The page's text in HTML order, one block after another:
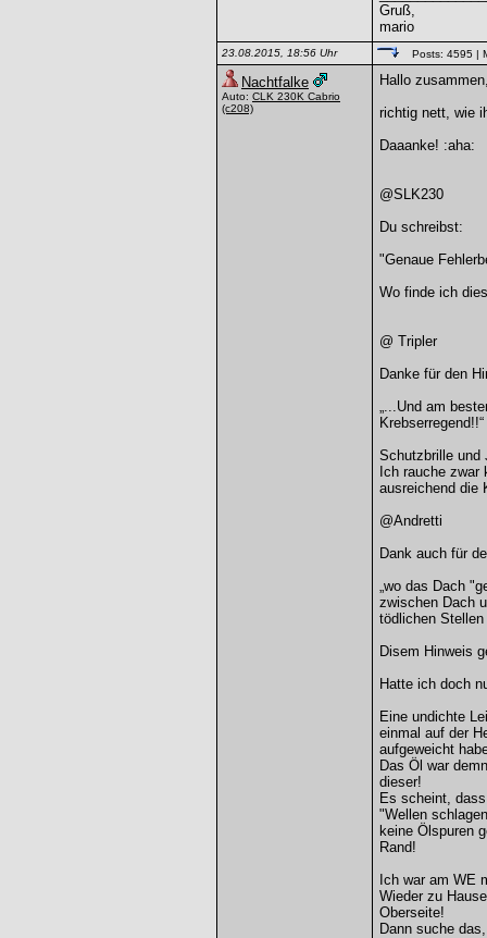
Gruß,
mario
23.08.2015, 18:56 Uhr Posts: 4595 |
Nachtfalke
Auto: CLK 230K Cabrio
(c208)
Hallo
richtig nett, wie
Daaanke! :aha:
@SLK230
Du schreibst:
"Genaue
Wo finde ich
@ Tripler
Danke für den
„...Und am
Krebserregend!!“
Schutzbrille und
Ich rauche
ausreichend die
@Andretti
Dank auch für
„wo das Dach
zwischen Dach
tödlichen Stellen
Disem Hinweis
Hatte ich doch
Eine undichte
einmal auf der
aufgeweicht
Das Öl war
dieser!
Es scheint,
"Wellen
keine Ölspuren
Rand!
Ich war am WE
Wieder zu
Oberseite!
Dann suche